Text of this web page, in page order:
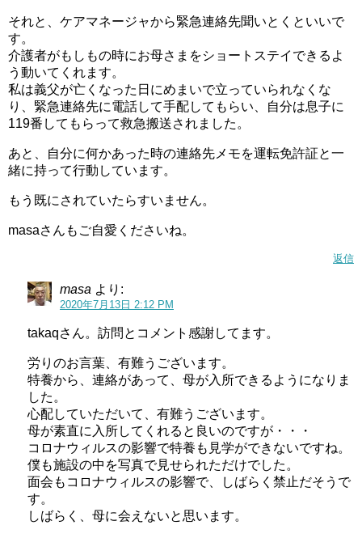
それと、ケアマネージャから緊急連絡先聞いとくといいで
す。
介護者がもしもの時にお母さまをショートステイできるよ
う動いてくれます。
私は義父が亡くなった日にめまいで立っていられなくな
り、緊急連絡先に電話して手配してもらい、自分は息子に
119番してもらって救急搬送されました。
あと、自分に何かあった時の連絡先メモを運転免許証と一
緒に持って行動しています。
もう既にされていたらすいません。
masaさんもご自愛くださいね。
返信
masa より:
2020年7月13日 2:12 PM
takaqさん。訪問とコメント感謝してます。
労りのお言葉、有難うございます。
特養から、連絡があって、母が入所できるようになりま
した。
心配していただいて、有難うございます。
母が素直に入所してくれると良いのですが・・・
コロナウィルスの影響で特養も見学ができないですね。
僕も施設の中を写真で見せられただけでした。
面会もコロナウィルスの影響で、しばらく禁止だそうで
す。
しばらく、母に会えないと思います。